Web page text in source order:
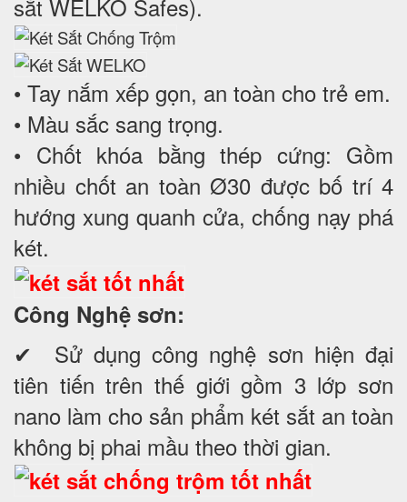
sắt WELKO Safes).
• Tay nắm xếp gọn, an toàn cho trẻ em.
• Màu sắc sang trọng.
• Chốt khóa bằng thép cứng: Gồm
nhiều chốt an toàn Ø30 được bố trí 4
hướng xung quanh cửa, chống nạy phá
két.
Công Nghệ sơn:
✔ Sử dụng công nghệ sơn hiện đại
tiên tiến trên thế giới gồm 3 lớp sơn
nano làm cho sản phẩm két sắt an toàn
không bị phai mầu theo thời gian.